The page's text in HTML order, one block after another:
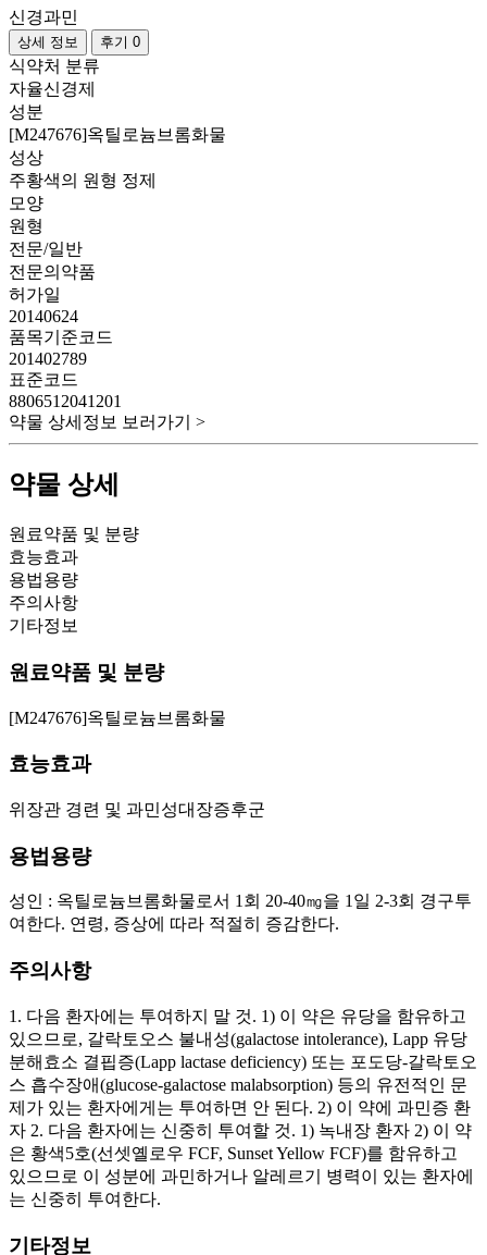
신경과민
상세 정보 후기 0
식약처 분류
자율신경제
성분
[M247676]옥틸로늄브롬화물
성상
주황색의 원형 정제
모양
원형
전문/일반
전문의약품
허가일
20140624
품목기준코드
201402789
표준코드
8806512041201
약물 상세정보 보러가기 >
약물 상세
원료약품 및 분량
효능효과
용법용량
주의사항
기타정보
원료약품 및 분량
[M247676]옥틸로늄브롬화물
효능효과
위장관 경련 및 과민성대장증후군
용법용량
성인 : 옥틸로늄브롬화물로서 1회 20-40㎎을 1일 2-3회 경구투
여한다. 연령, 증상에 따라 적절히 증감한다.
주의사항
1. 다음 환자에는 투여하지 말 것. 1) 이 약은 유당을 함유하고
있으므로, 갈락토오스 불내성(galactose intolerance), Lapp 유당
분해효소 결핍증(Lapp lactase deficiency) 또는 포도당-갈락토오
스 흡수장애(glucose-galactose malabsorption) 등의 유전적인 문
제가 있는 환자에게는 투여하면 안 된다. 2) 이 약에 과민증 환
자 2. 다음 환자에는 신중히 투여할 것. 1) 녹내장 환자 2) 이 약
은 황색5호(선셋옐로우 FCF, Sunset Yellow FCF)를 함유하고
있으므로 이 성분에 과민하거나 알레르기 병력이 있는 환자에
는 신중히 투여한다.
기타정보